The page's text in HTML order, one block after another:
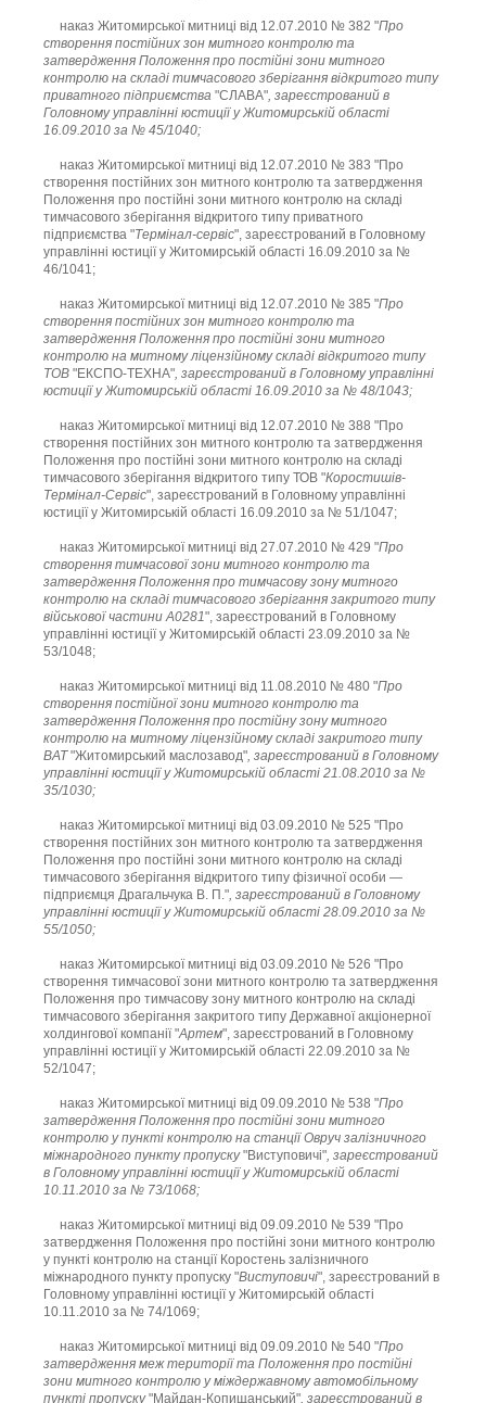
наказ Житомирської митниці від 12.07.2010 № 382 "Про
створення постійних зон митного контролю та
затвердження Положення про постійні зони митного
контролю на складі тимчасового зберігання відкритого типу
приватного підприємства "СЛАВА", зареєстрований в
Головному управлінні юстиції у Житомирській області
16.09.2010 за № 45/1040;
наказ Житомирської митниці від 12.07.2010 № 383 "Про
створення постійних зон митного контролю та затвердження
Положення про постійні зони митного контролю на складі
тимчасового зберігання відкритого типу приватного
підприємства "Термінал-сервіс", зареєстрований в Головному
управлінні юстиції у Житомирській області 16.09.2010 за №
46/1041;
наказ Житомирської митниці від 12.07.2010 № 385 "Про
створення постійних зон митного контролю та
затвердження Положення про постійні зони митного
контролю на митному ліцензійному складі відкритого типу
ТОВ "ЕКСПО-ТЕХНА", зареєстрований в Головному управлінні
юстиції у Житомирській області 16.09.2010 за № 48/1043;
наказ Житомирської митниці від 12.07.2010 № 388 "Про
створення постійних зон митного контролю та затвердження
Положення про постійні зони митного контролю на складі
тимчасового зберігання відкритого типу ТОВ "Коростишів-
Термінал-Сервіс", зареєстрований в Головному управлінні
юстиції у Житомирській області 16.09.2010 за № 51/1047;
наказ Житомирської митниці від 27.07.2010 № 429 "Про
створення тимчасової зони митного контролю та
затвердження Положення про тимчасову зону митного
контролю на складі тимчасового зберігання закритого типу
військової частини А0281", зареєстрований в Головному
управлінні юстиції у Житомирській області 23.09.2010 за №
53/1048;
наказ Житомирської митниці від 11.08.2010 № 480 "Про
створення постійної зони митного контролю та
затвердження Положення про постійну зону митного
контролю на митному ліцензійному складі закритого типу
ВАТ"Житомирський маслозавод", зареєстрований в Головному
управлінні юстиції у Житомирській області 21.08.2010 за №
35/1030;
наказ Житомирської митниці від 03.09.2010 № 525 "Про
створення постійних зон митного контролю та затвердження
Положення про постійні зони митного контролю на складі
тимчасового зберігання відкритого типу фізичної особи —
підприємця Драгальчука В. П.", зареєстрований в Головному
управлінні юстиції у Житомирській області 28.09.2010 за №
55/1050;
наказ Житомирської митниці від 03.09.2010 № 526 "Про
створення тимчасової зони митного контролю та затвердження
Положення про тимчасову зону митного контролю на складі
тимчасового зберігання закритого типу Державної акціонерної
холдингової компанії "Артем", зареєстрований в Головному
управлінні юстиції у Житомирській області 22.09.2010 за №
52/1047;
наказ Житомирської митниці від 09.09.2010 № 538 "Про
затвердження Положення про постійні зони митного
контролю у пункті контролю на станції Овруч залізничного
міжнародного пункту пропуску"Виступовичі", зареєстрований
в Головному управлінні юстиції у Житомирській області
10.11.2010 за № 73/1068;
наказ Житомирської митниці від 09.09.2010 № 539 "Про
затвердження Положення про постійні зони митного контролю
у пункті контролю на станції Коростень залізничного
міжнародного пункту пропуску "Виступовичі", зареєстрований в
Головному управлінні юстиції у Житомирській області
10.11.2010 за № 74/1069;
наказ Житомирської митниці від 09.09.2010 № 540 "Про
затвердження меж території та Положення про постійні
зони митного контролю у міждержавному автомобільному
пункті пропуску"Майдан-Копищанський", зареєстрований в